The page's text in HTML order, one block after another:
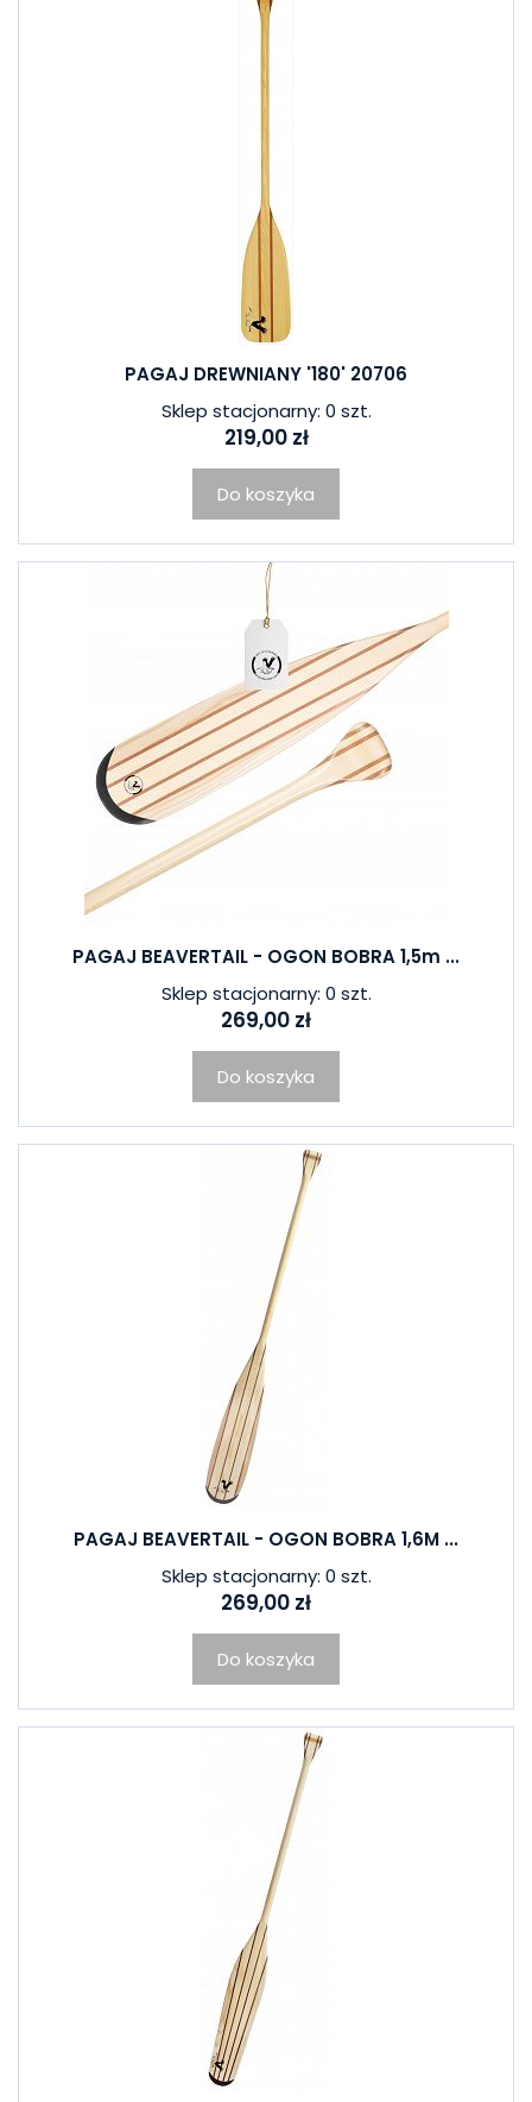
PAGAJ DREWNIANY '180' 20706
Sklep stacjonarny: 0 szt.
219,00 zł
Do koszyka
PAGAJ BEAVERTAIL - OGON BOBRA 1,5m ...
Sklep stacjonarny: 0 szt.
269,00 zł
Do koszyka
PAGAJ BEAVERTAIL - OGON BOBRA 1,6M ...
Sklep stacjonarny: 0 szt.
269,00 zł
Do koszyka